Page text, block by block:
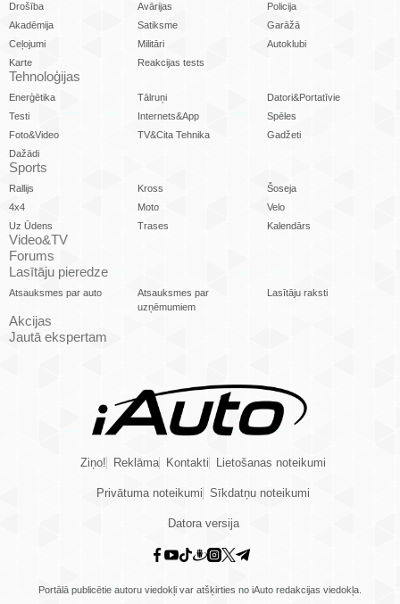
Drošība Avārijas
Policija
Akadēmija
Satiksme
Garāžā
Ceļojumi
Militāri
Autoklubi
Karte
Reakcijas tests
Tehnoloģijas
Enerģētika Tālruņi
Datori&Portatīvie
Testi
Internets&App
Spēles
Foto&Video
TV&Cita Tehnika
Gadžeti
Dažādi
Sports
Rallijs Kross
Šoseja
4x4
Moto
Velo
Uz Ūdens
Trases Kalendārs
Video&TV
Forums
Lasītāju pieredze
Atsauksmes par auto
Atsauksmes par
uzņēmumiem
Lasītāju raksti
Akcijas
Jautā ekspertam
Ziņo! Reklāma Kontakti Lietošanas noteikumi
Privātuma noteikumi Sīkdatņu noteikumi
Datora versija
Portālā publicētie autoru viedokļi var atšķirties no iAuto redakcijas viedokļa.